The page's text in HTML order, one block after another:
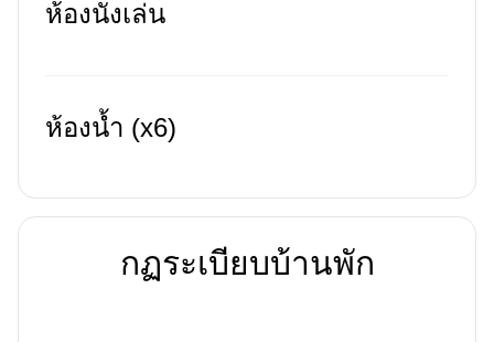
ห้องนั่งเล่น
ห้องน้ำ (x6)
กฏระเบียบบ้านพัก